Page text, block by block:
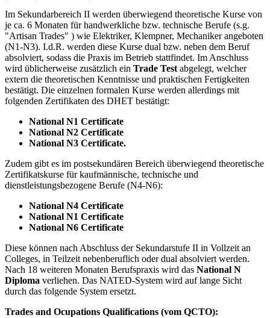
Im Sekundarbereich II werden überwiegend theoretische Kurse von
je ca. 6 Monaten für handwerkliche bzw. technische Berufe (s.g.
"Artisan Trades" ) wie Elektriker, Klempner, Mechaniker angeboten
(N1-N3). I.d.R. werden diese Kurse dual bzw. neben dem Beruf
absolviert, sodass die Praxis im Betrieb stattfindet. Im Anschluss
wird üblicherweise zusätzlich ein Trade Test abgelegt, welcher
extern die theoretischen Kenntnisse und praktischen Fertigkeiten
bestätigt. Die einzelnen formalen Kurse werden allerdings mit
folgenden Zertifikaten des DHET bestätigt:
National N1 Certificate
National N2 Certificate
National N3 Certificate.
Zudem gibt es im postsekundären Bereich überwiegend theoretische
Zertifikatskurse für kaufmännische, technische und
dienstleistungsbezogene Berufe (N4-N6):
National N4 Certificate
National N1 Certificate
National N6 Certificate
Diese können nach Abschluss der Sekundarstufe II in Vollzeit an
Colleges, in Teilzeit nebenberuflich oder dual absolviert werden.
Nach 18 weiteren Monaten Berufspraxis wird das National N
Diploma verliehen. Das NATED-System wird auf lange Sicht
durch das folgende System ersetzt.
Trades and Ocupations Qualifications (vom QCTO):